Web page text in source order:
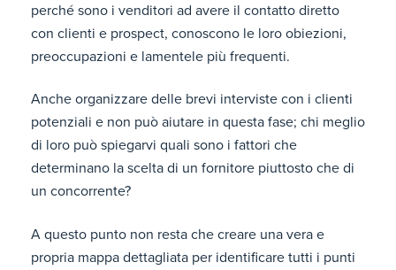
perché sono i venditori ad avere il contatto diretto
con clienti e prospect, conoscono le loro obiezioni,
preoccupazioni e lamentele più frequenti.
Anche organizzare delle brevi interviste con i clienti
potenziali e non può aiutare in questa fase; chi meglio
di loro può spiegarvi quali sono i fattori che
determinano la scelta di un fornitore piuttosto che di
un concorrente?
A questo punto non resta che creare una vera e
propria mappa dettagliata per identificare tutti i punti